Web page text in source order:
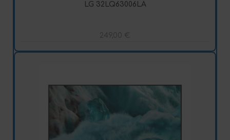
LG 32LQ63006LA
249,00 €